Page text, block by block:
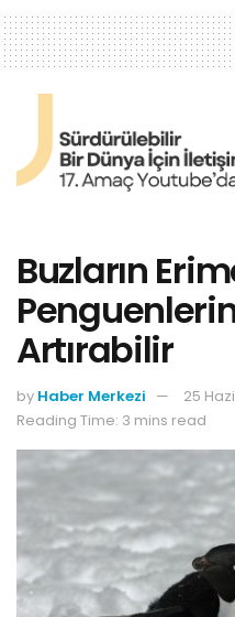
Buzların
Artırabilir
by Haber Merkezi
25
Reading Time: 3 mins read